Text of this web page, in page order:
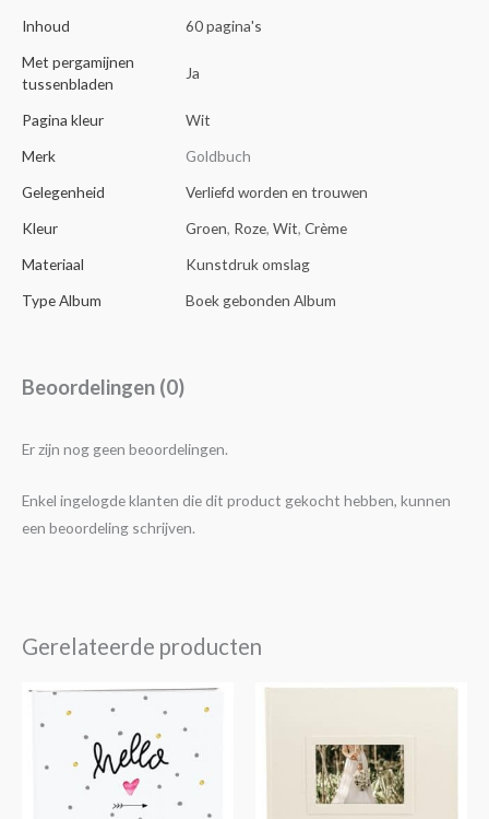
Inhoud
60 pagina's
Met pergamijnen
tussenbladen
Ja
Pagina kleur
Wit
Merk
Goldbuch
Gelegenheid
Verliefd worden en trouwen
Kleur
Groen, Roze, Wit, Crème
Materiaal
Kunstdruk omslag
Type Album
Boek gebonden Album
Beoordelingen (0)
Er zijn nog geen beoordelingen.
Enkel ingelogde klanten die dit product gekocht hebben, kunnen
een beoordeling schrijven.
Gerelateerde producten